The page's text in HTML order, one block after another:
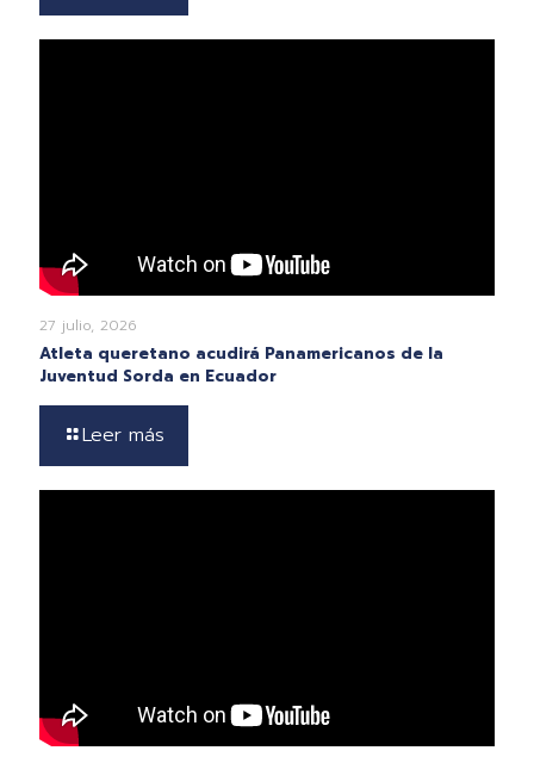
27 julio, 2026
Atleta queretano acudirá Panamericanos de la
Juventud Sorda en Ecuador
Leer más